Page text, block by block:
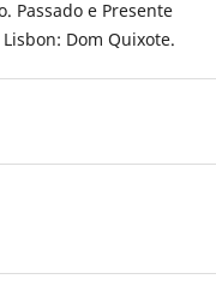
Passado e Presente
Dom Quixote.